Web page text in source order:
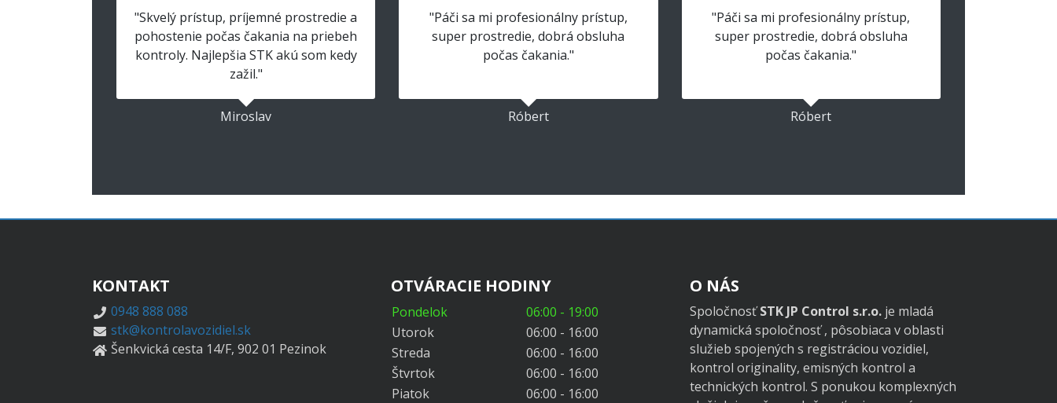
"Skvelý prístup, príjemné prostredie a
pohostenie počas čakania na priebeh
kontroly. Najlepšia STK akú som kedy
zažil."
Miroslav
"Páči sa mi profesionálny prístup,
super prostredie, dobrá obsluha
počas čakania."
Róbert
"Páči sa mi profesionálny prístup,
super prostredie, dobrá obsluha
počas čakania."
Róbert
KONTAKT
0948 888 088
stk@kontrolavozidiel.sk
Šenkvická cesta 14/F, 902 01 Pezinok
OTVÁRACIE HODINY
Pondelok
06:00 - 19:00
Utorok
06:00 - 16:00
Streda
06:00 - 16:00
Štvrtok
06:00 - 16:00
Piatok
06:00 - 16:00
O NÁS
SpoločnosťSTK JP Control s.r.o. je mladá
dynamická spoločnosť , pôsobiaca v oblasti
služieb spojených s registráciou vozidiel,
kontrol originality, emisných kontrol a
technických kontrol. S ponukou komplexných